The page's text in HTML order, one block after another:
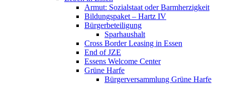
Armut: Sozialstaat oder Barmherzigkeit
Bildungspaket – Hartz IV
Bürgerbeteiligung
Sparhaushalt
Cross Border Leasing in Essen
End of JZE
Essens Welcome Center
Grüne Harfe
Bürgerversammlung Grüne Harfe